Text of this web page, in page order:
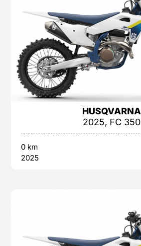
HUSQVARNA
2025, FC 350
0 km
2025